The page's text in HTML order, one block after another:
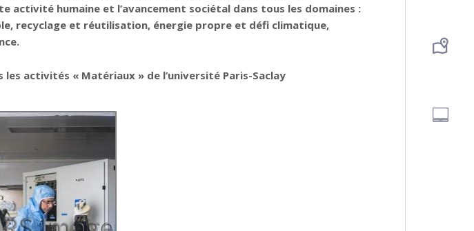
humaine et l’avancement sociétal dans tous les domaines :
recyclage et réutilisation, énergie propre et défi climatique,
activités « Matériaux » de l’université Paris-Saclay